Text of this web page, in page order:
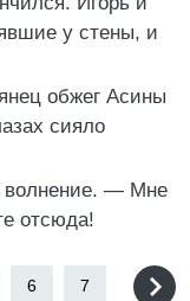
у стены, и
обжег Асины
сияло
волнение. — Мне
отсюда!
6 7